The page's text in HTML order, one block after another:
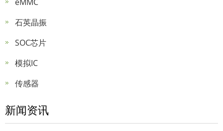
石英晶振
SOC芯片
模拟IC
传感器
新闻资讯